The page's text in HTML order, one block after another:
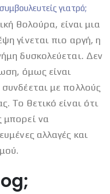
γιατρό;
θολούρα, είναι μια
γίνεται πιο αργή, η
δυσκολεύεται. Δεν
όμως είναι
με πολλούς
Το θετικό είναι ότι
μπορεί να
αλλαγές και